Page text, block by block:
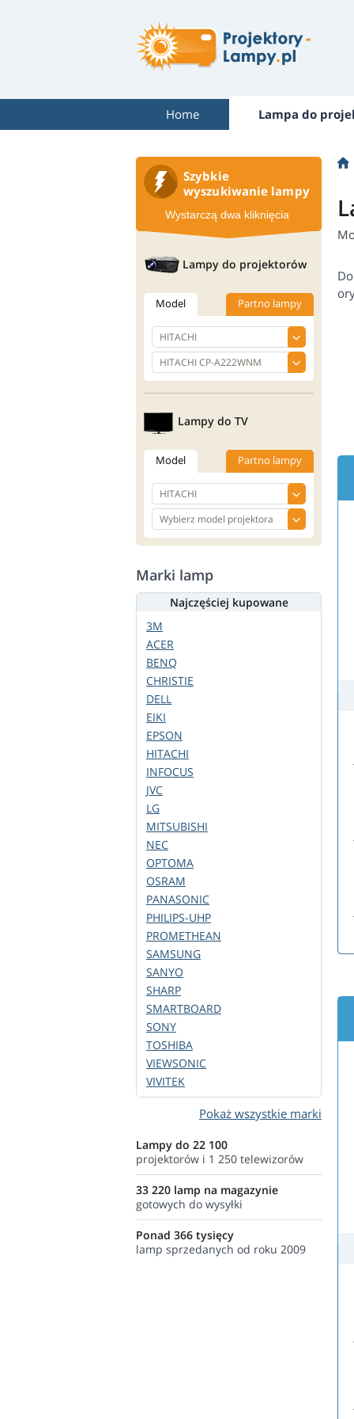
Home Lampa do
Szybkie
wyszukiwanie lampy
Wystarczą dwa kliknięcia
Lampy do projektorów
Model Partno lampy
Lampy do TV
Model Partno lampy
Marki lamp
Najczęściej kupowane
3M
ACER
BENQ
CHRISTIE
DELL
EIKI
EPSON
HITACHI
INFOCUS
JVC
LG
MITSUBISHI
NEC
OPTOMA
OSRAM
PANASONIC
PHILIPS-UHP
PROMETHEAN
SAMSUNG
SANYO
SHARP
SMARTBOARD
SONY
TOSHIBA
VIEWSONIC
VIVITEK
Pokaż wszystkie marki
Lampy do 22 100
projektorów i 1 250 telewizorów
33 220 lamp na magazynie
gotowych do wysyłki
Ponad 366 tysięcy
lamp sprzedanych od roku 2009